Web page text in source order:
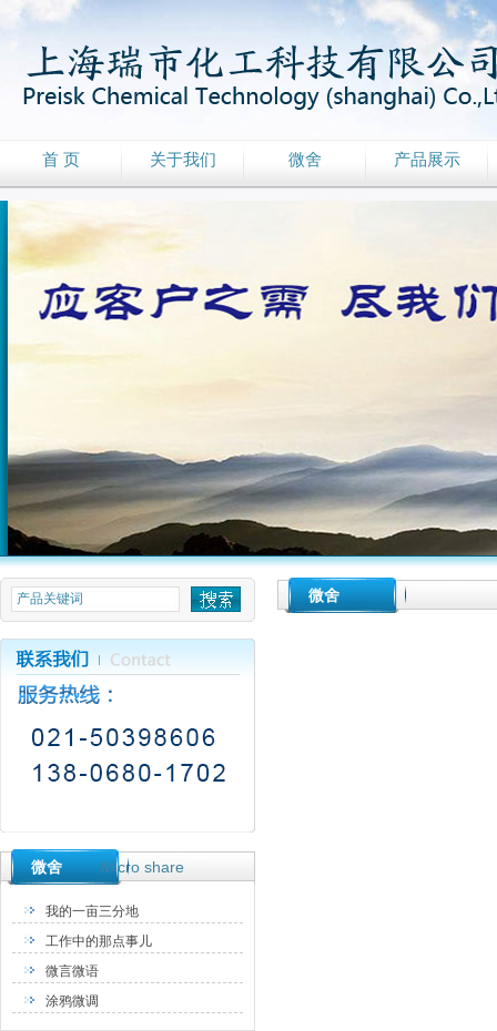
首 页 关于我们 微舍 产品展示
null
微舍 Micro share
我的一亩三分地
工作中的那点事儿
微言微语
涂鸦微调
微舍